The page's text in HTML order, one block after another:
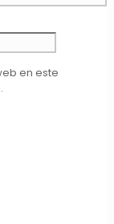
en este